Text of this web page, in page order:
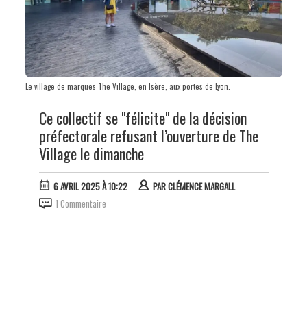
Le village de marques The Village, en Isère, aux portes de Lyon.
Ce collectif se "félicite" de la décision
préfectorale refusant l’ouverture de The
Village le dimanche
6 AVRIL 2025 À 10:22 PARCLÉMENCE MARGALL
1 Commentaire